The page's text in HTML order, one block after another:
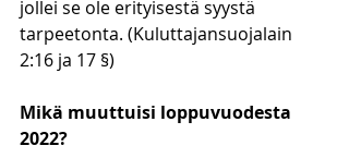
jollei se ole erityisestä syystä
tarpeetonta. (Kuluttajansuojalain
2:16 ja 17 §)
Mikä muuttuisi loppuvuodesta
2022?